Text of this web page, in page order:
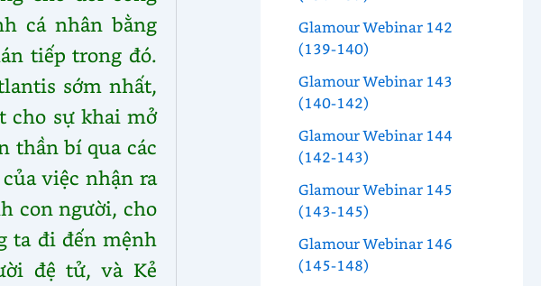
cá nhân bằng
tiếp trong đó.
sớm nhất,
cho sự khai mở
thần bí qua các
việc nhận ra
con người, cho
ta đi đến mệnh
đệ tử, và Kẻ
Glamour Webinar 142
(139-140)
Glamour Webinar 143
(140-142)
Glamour Webinar 144
(142-143)
Glamour Webinar 145
(143-145)
Glamour Webinar 146
(145-148)